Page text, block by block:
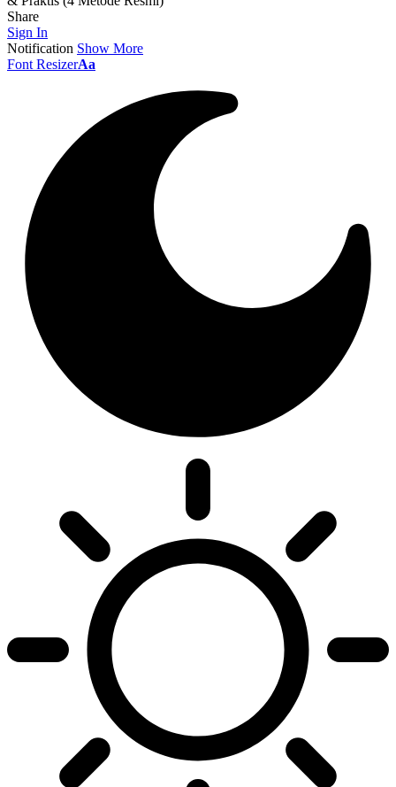
Share
Sign In
Notification Show More
Font ResizerAa